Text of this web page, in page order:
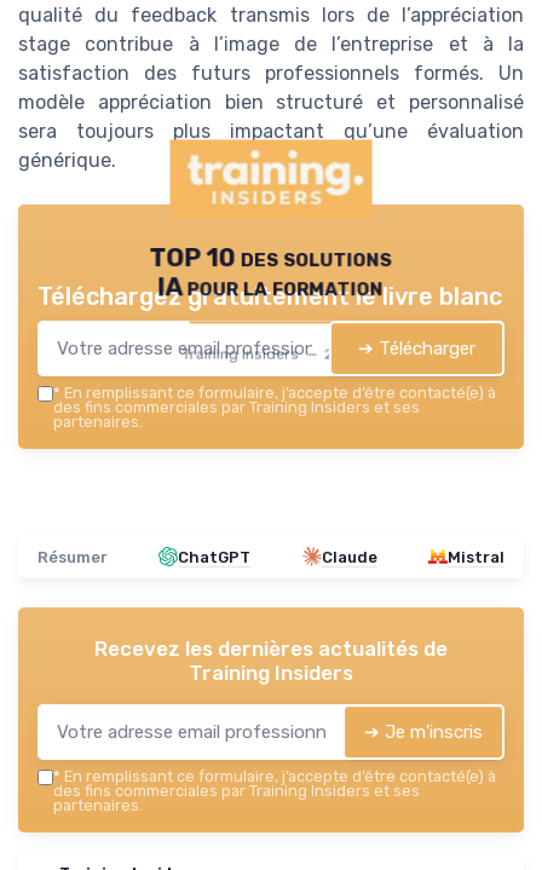
qualité du feedback transmis lors de l’appréciation
stage contribue à l’image de l’entreprise et à la
satisfaction des futurs professionnels formés. Un
modèle appréciation bien structuré et personnalisé
sera toujours plus impactant qu’une évaluation
générique.
TOP 10 des solutions
IA pour la formation
Training Insiders — 2026
Téléchargez gratuitement le livre blanc
➔ Télécharger
* En remplissant ce formulaire, j’accepte d’être contacté(e) à
des fins commerciales par Training Insiders et ses
partenaires.
Résumer ChatGPT Claude Mistral
Recevez les dernières actualités de
Training Insiders
➔ Je m'inscris
* En remplissant ce formulaire, j’accepte d’être contacté(e) à
des fins commerciales par Training Insiders et ses
partenaires.